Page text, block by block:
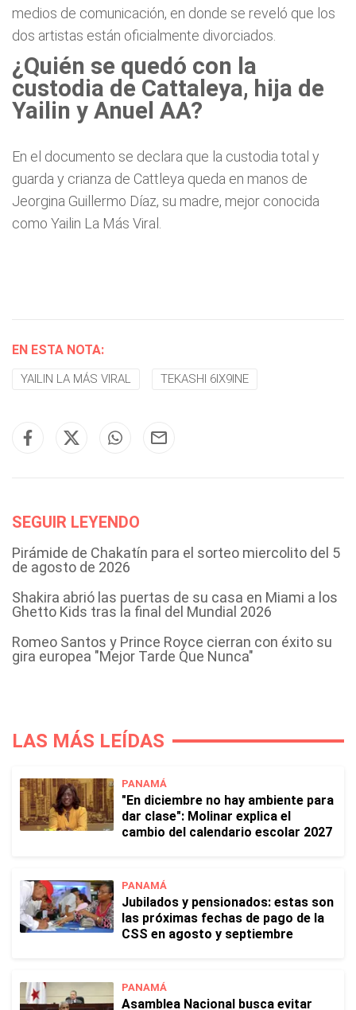
medios de comunicación, en donde se reveló que los
dos artistas están oficialmente divorciados.
¿Quién se quedó con la
custodia de Cattaleya, hija de
Yailin y Anuel AA?
En el documento se declara que la custodia total y
guarda y crianza de Cattleya queda en manos de
Jeorgina Guillermo Díaz, su madre, mejor conocida
como Yailin La Más Viral.
EN ESTA NOTA:
YAILIN LA MÁS VIRAL TEKASHI 6IX9INE
SEGUIR LEYENDO
Pirámide de Chakatín para el sorteo miercolito del 5
de agosto de 2026
Shakira abrió las puertas de su casa en Miami a los
Ghetto Kids tras la final del Mundial 2026
Romeo Santos y Prince Royce cierran con éxito su
gira europea "Mejor Tarde Que Nunca"
LAS MÁS LEÍDAS
PANAMÁ
"En diciembre no hay ambiente para
dar clase": Molinar explica el
cambio del calendario escolar 2027
PANAMÁ
Jubilados y pensionados: estas son
las próximas fechas de pago de la
CSS en agosto y septiembre
PANAMÁ
Asamblea Nacional busca evitar